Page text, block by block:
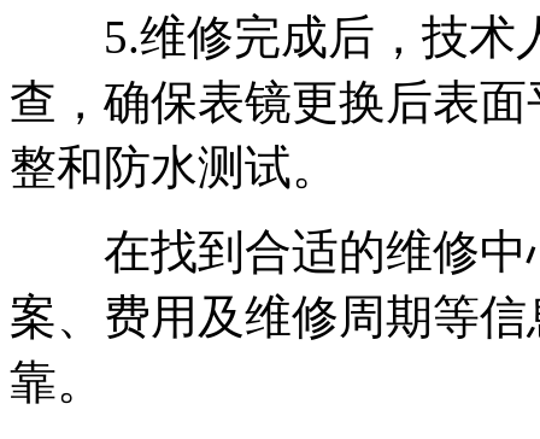
5.维修完成后，技术
查，确保表镜更换后表
整和防水测试。
在找到合适的维修中
案、费用及维修周期等
靠。